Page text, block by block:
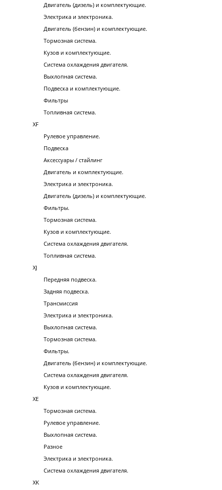
Двигатель (дизель) и комплектующие.
Электрика и электроника.
Двигатель (бензин) и комплектующие.
Тормозная система.
Кузов и комплектующие.
Система охлаждения двигателя.
Выхлопная система.
Подвеска и комплектующие.
Фильтры
Топливная система.
XF
Рулевое управление.
Подвеска
Аксессуары / стайлинг
Двигатель и комплектующие.
Электрика и электроника.
Двигатель (дизель) и комплектующие.
Фильтры.
Тормозная система.
Кузов и комплектующие.
Система охлаждения двигателя.
Топливная система.
XJ
Передняя подвеска.
Задняя подвеска.
Трансмиссия
Электрика и электроника.
Выхлопная система.
Тормозная система.
Фильтры.
Двигатель (бензин) и комплектующие.
Система охлаждения двигателя.
Кузов и комплектующие.
XE
Тормозная система.
Рулевое управление.
Выхлопная система.
Разное
Электрика и электроника.
Система охлаждения двигателя.
XK